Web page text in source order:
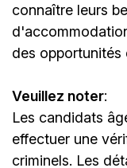
connaître leurs
des opportunités
Veuillez noter:
Les candidats
effectuer une
criminels. Les